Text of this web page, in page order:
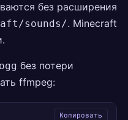
без расширения
sounds/. Minecraft
без потери
ffmpeg:
Копировать